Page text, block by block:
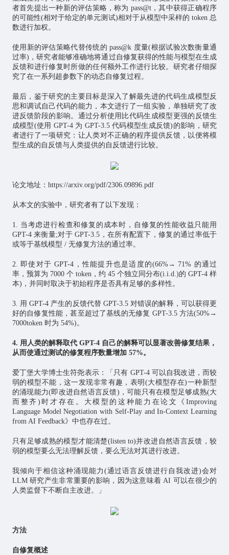
者首先提出一种新的评估策略，称为 pass@t，其中获得正确程序
的可能性(相对于给定的单元测试)相对于从模型中采样的 token 总
数进行加权。
使用新的评估策略代替传统的 pass@k 度量(根据试验次数衡量通
过率)，研究者能够准确地将通过自修复获得的性能与模型在生成
反馈和进行修复时所做的任何额外工作进行比较。研究者仔细探
究了在一系列超参数下的动态自修复过程。
最后，鉴于研究的主要目标是深入了解最先进的代码生成模型反
思和调试自己代码的能力，本文进行了一组实验，单独研究了改
进反馈阶段的影响。通过分析使用比代码生成模型更强的反馈生
成模型(使用 GPT-4 为 GPT-3.5 代码模型生成反馈)的影响，研究
者进行了一项研究：让人类对不正确的程序提供反馈，以便将模
型生成的自反馈与人类提供的自反馈进行比较。
论文地址：https://arxiv.org/pdf/2306.09896.pdf
从本文的实验中，研究者有了以下发现：
1. 当考虑进行检查和修复的成本时，自修复的性能收益只能用
GPT-4 来衡量;对于 GPT-3.5，在所有配置下，修复的通过率低于
或等于基线模型 / 无修复方法的通过率。
2. 即使对于 GPT-4，性能提升也是适度的(66%→ 71% 的通过
率，预算为 7000 个 token，约 45 个独立同分布(i.i.d.)的 GPT-4 样
本)，并同时取决于初始程序是否具有足够的多样性。
3. 用 GPT-4 产生的反馈代替 GPT-3.5 对错误的解释，可以获得更
好的自修复性能，甚至超过了基线的无修复 GPT-3.5 方法(50%→
7000token 时为 54%)。
4. 用人类的解释取代 GPT-4 自己的解释可以显著改善修复结果，
从而使通过测试的修复程序数量增加 57%。
爱丁堡大学博士生符尧表示：「只有 GPT-4 可以自我改进，而较
弱的模型不能，这一发现非常有趣，表明(大模型存在)一种新型
的涌现能力(即改进自然语言反馈)，可能只有在模型足够成熟(大
而整齐)时才存在。大模型的这种能力在论文《Improving
Language Model Negotiation with Self-Play and In-Context Learning
from AI Feedback》中也存在过。
只有足够成熟的模型才能清楚(listen to)并改进自然语言反馈，较
弱的模型要么无法理解反馈，要么无法对其进行改进。
我倾向于相信这种涌现能力(通过语言反馈进行自我改进)会对
LLM 研究产生非常重要的影响，因为这意味着 AI 可以在很少的
人类监督下不断自主改进。」
方法
自修复概述